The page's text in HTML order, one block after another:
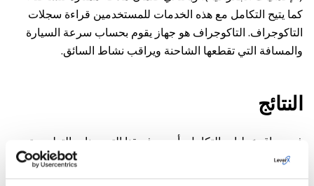
كما يتيح التكامل مع هذه الخدمات للمستخدمين قراءة سجلات
التاكوجراف. التاكوجراف هو جهاز يقوم بحساب سرعة السيارة
والمسافة التي تقطعها الشاحنة ويراقب نشاط السائق.
النتائج
في سياق عمليات التكامل، أجرى فريقنا التحسينات التطويرية
التالية